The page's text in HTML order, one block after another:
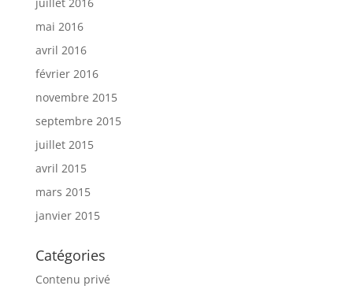
mai 2016
avril 2016
février 2016
novembre 2015
septembre 2015
juillet 2015
avril 2015
mars 2015
janvier 2015
Catégories
Contenu privé